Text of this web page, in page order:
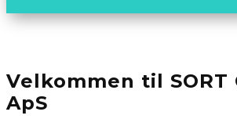
Velkommen til SORT
ApS